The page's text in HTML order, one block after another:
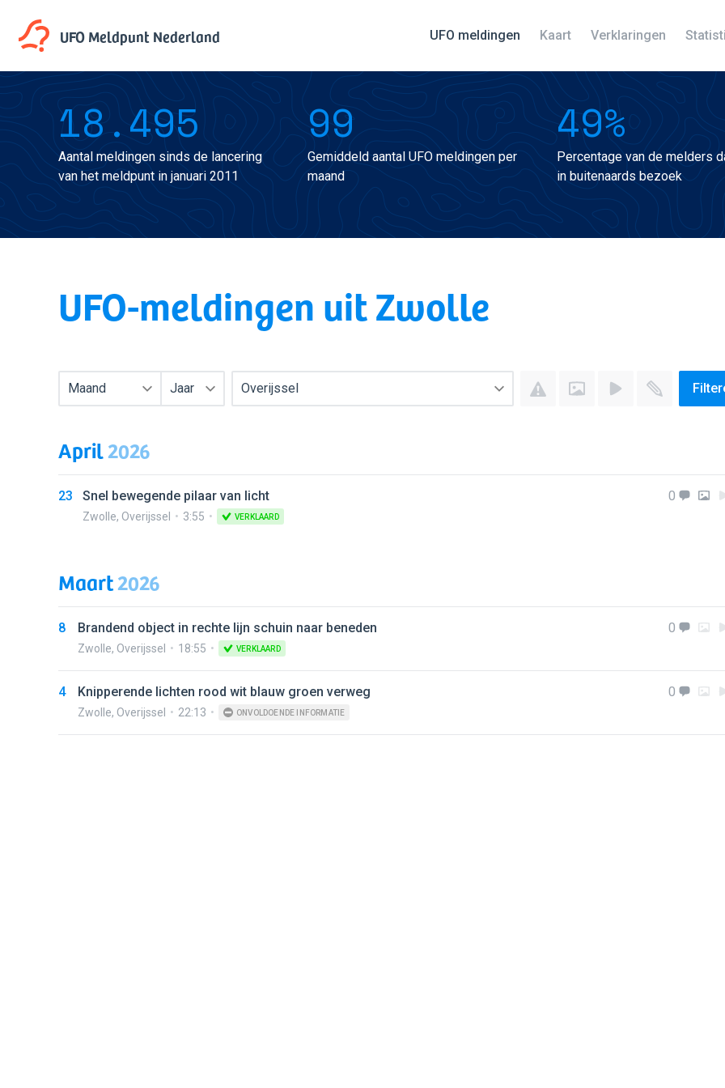
UFO MeldpuntNederland UFO meldingen Kaart Verklaringen
18.495
Aantal meldingen sinds de lancering
van het meldpunt in januari 2011
99
Gemiddeld aantal UFO meldingen per
maand
49%
Percentage van de melders
in buitenaards bezoek
UFO-meldingen uit Zwolle
Maand Jaar Overijssel
April2026
23 Snel bewegende pilaar van licht
Zwolle, Overijssel 3:55 VERKLAARD
0
Maart2026
8 Brandend object in rechte lijn schuin naar beneden
Zwolle, Overijssel 18:55 VERKLAARD
0
4 Knipperende lichten rood wit blauw groen verweg
Zwolle, Overijssel 22:13 ONVOLDOENDE INFORMATIE
0